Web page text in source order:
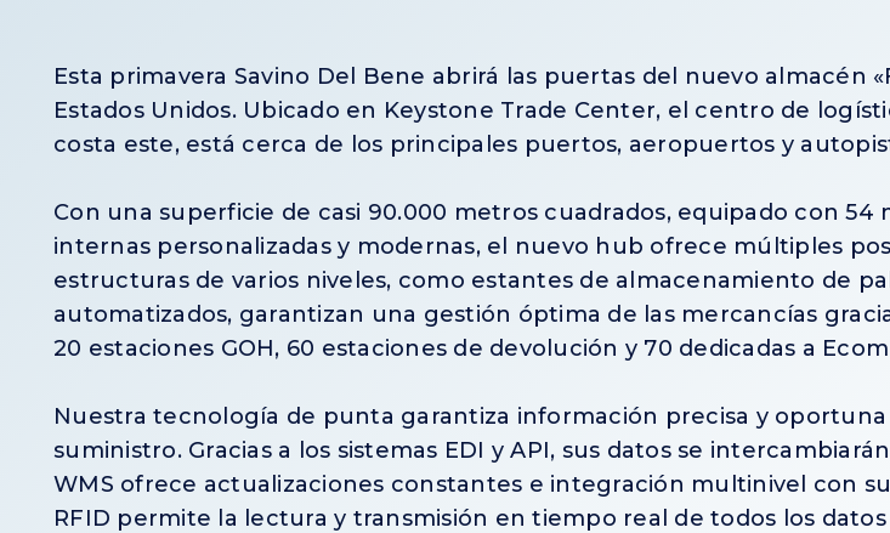
Esta primavera Savino Del Bene abrirá las puertas del nuevo almacén
Estados Unidos. Ubicado en Keystone Trade Center, el centro de
costa este, está cerca de los principales puertos, aeropuertos y
Con una superficie de casi 90.000 metros cuadrados, equipado con
internas personalizadas y modernas, el nuevo hub ofrece múltiples
estructuras de varios niveles, como estantes de almacenamiento de
automatizados, garantizan una gestión óptima de las mercancías
20 estaciones GOH, 60 estaciones de devolución y 70 dedicadas a
Nuestra tecnología de punta garantiza información precisa y
suministro. Gracias a los sistemas EDI y API, sus datos se
WMS ofrece actualizaciones constantes e integración multinivel con
RFID permite la lectura y transmisión en tiempo real de todos los